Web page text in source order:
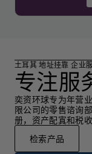
土耳其 地址挂靠 企业
专注服
奕资环球专为年营
限公司的零售谘询
册，资产配寘和税
检索产品